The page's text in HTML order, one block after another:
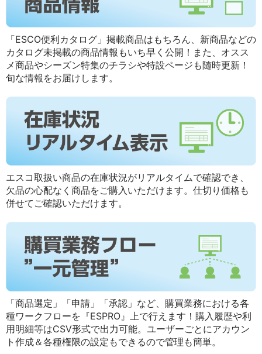
「ESCO便利カタログ」掲載商品はもちろん、新商品などの
カタログ未掲載の商品情報もいち早く公開！また、オスス
メ商品やシーズン特集のチラシや特設ページも随時更新！
旬な情報をお届けします。
エスコ取扱い商品の在庫状況がリアルタイムで確認でき、
欠品の心配なく商品をご購入いただけます。仕切り価格も
併せてご確認いただけます。
「商品選定」「申請」「承認」など、購買業務における各
種ワークフローを『ESPRO』上で行えます！購入履歴や利
用明細等はCSV形式で出力可能。ユーザーごとにアカウン
ト作成＆各種権限の設定もできるので管理も簡単。